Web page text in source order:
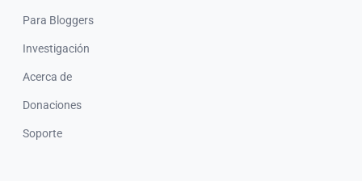
Para Bloggers
Investigación
Acerca de
Donaciones
Soporte